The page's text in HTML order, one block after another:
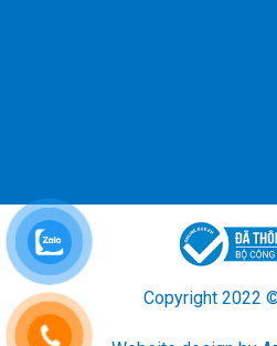
Copyright 2022